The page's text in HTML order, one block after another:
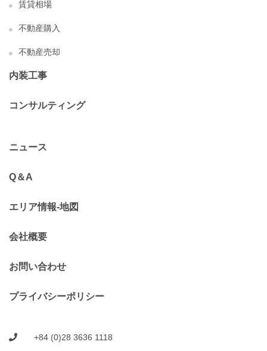
賃貸相場
不動産購入
不動産売却
内装工事
コンサルティング
ニュース
Q＆A
エリア情報-地図
会社概要
お問い合わせ
プライバシーポリシー
+84 (0)28 3636 1118